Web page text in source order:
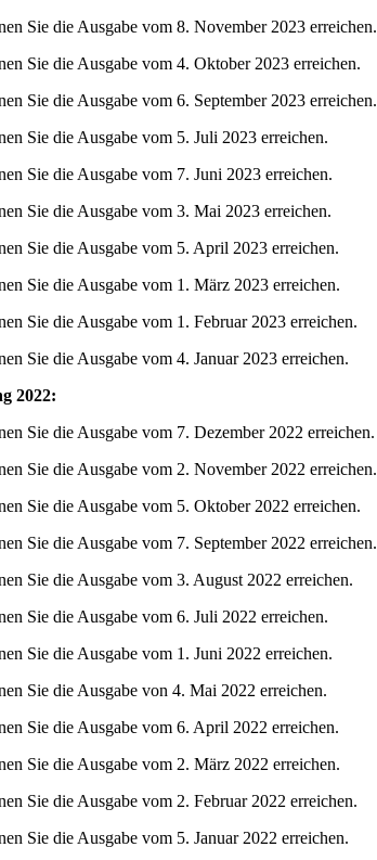
Sie die Ausgabe vom 8. November 2023 erreichen.
Sie die Ausgabe vom 4. Oktober 2023 erreichen.
Sie die Ausgabe vom 6. September 2023 erreichen.
Sie die Ausgabe vom 5. Juli 2023 erreichen.
Sie die Ausgabe vom 7. Juni 2023 erreichen.
Sie die Ausgabe vom 3. Mai 2023 erreichen.
Sie die Ausgabe vom 5. April 2023 erreichen.
Sie die Ausgabe vom 1. März 2023 erreichen.
Sie die Ausgabe vom 1. Februar 2023 erreichen.
Sie die Ausgabe vom 4. Januar 2023 erreichen.
2022:
Sie die Ausgabe vom 7. Dezember 2022 erreichen.
Sie die Ausgabe vom 2. November 2022 erreichen.
Sie die Ausgabe vom 5. Oktober 2022 erreichen.
Sie die Ausgabe vom 7. September 2022 erreichen.
Sie die Ausgabe vom 3. August 2022 erreichen.
Sie die Ausgabe vom 6. Juli 2022 erreichen.
Sie die Ausgabe vom 1. Juni 2022 erreichen.
Sie die Ausgabe von 4. Mai 2022 erreichen.
Sie die Ausgabe vom 6. April 2022 erreichen.
Sie die Ausgabe vom 2. März 2022 erreichen.
Sie die Ausgabe vom 2. Februar 2022 erreichen.
Sie die Ausgabe vom 5. Januar 2022 erreichen.